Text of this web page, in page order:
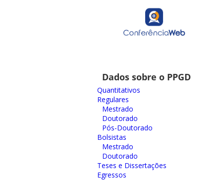
Dados sobre o PPGD
Quantitativos
Regulares
Mestrado
Doutorado
Pós-Doutorado
Bolsistas
Mestrado
Doutorado
Teses e Dissertações
Egressos